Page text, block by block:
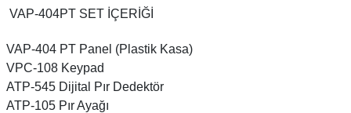
VAP-404PT SET İÇERİĞİ
VAP-404 PT Panel (Plastik Kasa)
VPC-108 Keypad
ATP-545 Dijital Pır Dedektör
ATP-105 Pır Ayağı